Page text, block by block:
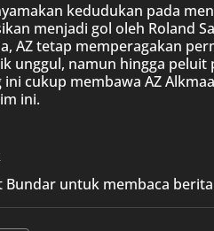
kedudukan pada
menjadi gol oleh Roland
AZ tetap memperagakan
unggul, namun hingga
cukup membawa AZ
ini.
Bundar untuk membaca